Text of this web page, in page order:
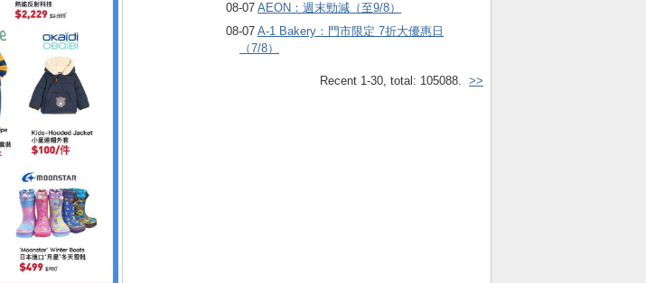
08-07 AEON：週末勁減（至9/8）
08-07 A-1 Bakery：門市限定 7折大優惠日
（7/8）
Recent 1-30, total: 105088. >>